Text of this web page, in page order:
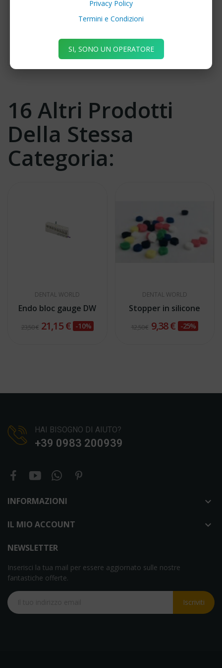
Endo Plastic Box, porta strumenti canalari, dotato
16 Altri Prodotti
Della Stessa
Categoria:
DENTAL WORLD
Endo bloc gauge DW
23,50 € 21,15 € -10%
DENTAL WORLD
Stopper in silicone
12,50 € 9,38 € -25%
HAI BISOGNO DI AIUTO?
+39 0983 200939
INFORMAZIONI 
IL MIO ACCOUNT 
NEWSLETTER
Inserisci la tua mail per essere aggiornato sulle nostre
fantastiche offerte.
Iscriviti
Privacy Policy
Termini e Condizioni
SI, SONO UN OPERATORE